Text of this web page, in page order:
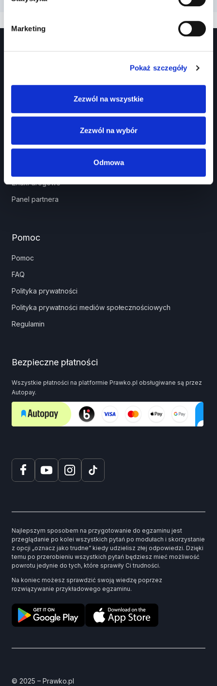
Marketing
Pokaż szczegóły
Zezwól na wszystkie
Zezwól na wybór
Odmowa
Prawko.pl
Kurs Teorii Prawo Jazdy przez Internet?
Jak zdać prawo jazdy?
Jakie dokumenty i wnioski potrzebujesz?
Znaki drogowe
Panel partnera
Pomoc
Pomoc
FAQ
Polityka prywatności
Polityka prywatności mediów społecznościowych
Regulamin
Bezpieczne płatności
Wszystkie płatności na platformie Prawko.pl obsługiwane są przez
Autopay.
Najlepszym sposobem na przygotowanie do egzaminu jest
przeglądanie po kolei wszystkich pytań po modułach i skorzystanie
z opcji „oznacz jako trudne” kiedy udzielisz złej odpowiedzi. Dzięki
temu po przerobieniu wszystkich pytań będziesz mieć możliwość
powrotu jedynie do tych, które sprawiły Ci trudności.
Na koniec możesz sprawdzić swoją wiedzę poprzez
rozwiązywanie przykładowego egzaminu.
© 2025 – Prawko.pl